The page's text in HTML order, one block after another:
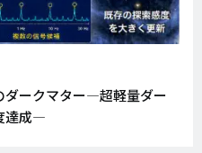
ダークマター―超軽量ダー
達成―